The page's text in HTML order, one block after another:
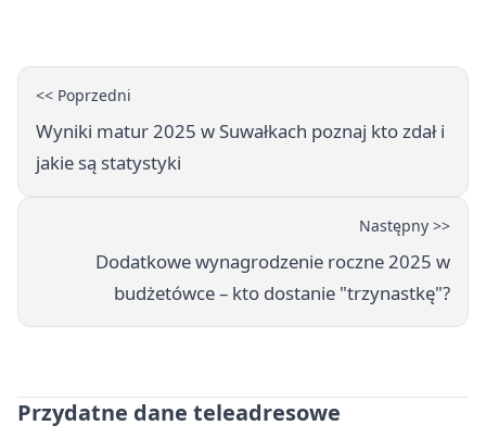
<< Poprzedni
Wyniki matur 2025 w Suwałkach poznaj kto zdał i
jakie są statystyki
Następny >>
Dodatkowe wynagrodzenie roczne 2025 w
budżetówce – kto dostanie "trzynastkę"?
Przydatne dane teleadresowe